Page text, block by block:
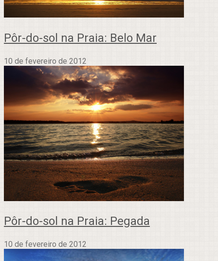
Pôr-do-sol na Praia: Belo Mar
10 de fevereiro de 2012
Pôr-do-sol na Praia: Pegada
10 de fevereiro de 2012